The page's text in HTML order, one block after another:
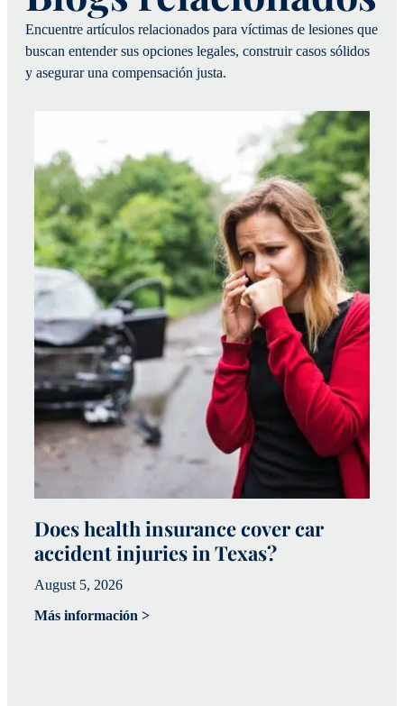
Does health insurance cover car
accident injuries in Texas?
August 5, 2026
Más información >
Encuentre artículos relacionados para víctimas de lesiones que
buscan entender sus opciones legales, construir casos sólidos
y asegurar una compensación justa.